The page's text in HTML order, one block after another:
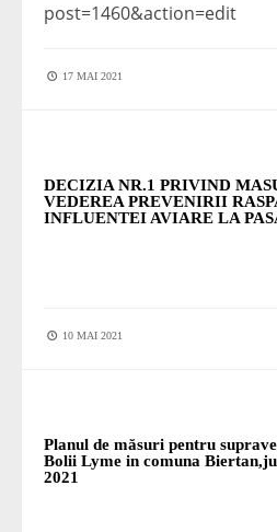
post=1460&action=edit
17 MAI 2021
DECIZIA NR.1 PRIVIND
VEDEREA PREVENIRII
INFLUENTEI AVIARE LA
10 MAI 2021
Planul de măsuri pentru
Bolii Lyme in comuna
2021